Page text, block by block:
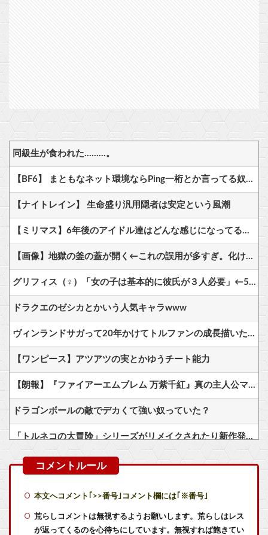
同級生が食われた………。
【BF6】 まともなネット環境ならPing一桁とか言ってる奴たまにいるけどマヌケすぎる
【ナイトレイン】 生命盛り汎用隠者は安定という風潮
【ミリマス】6年後のアイドル達はどんな感じになってるんだろう
【画像】地獄の釜の蓋が開く←これの誤用が多すぎ。化け物が沢山出てくるイメージ持ってる奴間違ってるぞ
グリフィス（♀）「女の子は基本的に彼氏が３人必要」←500万バズwww
ドラクエのゼシカとかいう人気キャラwww
ヴィンランドサガって20年かけてトルファンの成長描いたのになんか評価低くね？
【ワンピース】アツアツの実とかゆうチート能力
【朗報】『ファイアーエムブレム 万紫千紅』真の主人公マイユニはキャラメイクが可能
ドラゴンボールの敵でデカくて強い奴っていた？
「トルネコの大冒険」シリーズがリメイクされたり新作発売されない理由は？なぜ？
【VTuber】千羽師匠、Grokに自分の気持ち悪いツイート聞くやつやってるのかなって思ったら相手鴨神やんけ
本文へコメント｢>>番号｣コメント欄には｢※番号｣
荒らしコメントは無視するようお願いします。荒らしはレス
が返ってくるのを心待ちにしています。無視すれば飽きてい